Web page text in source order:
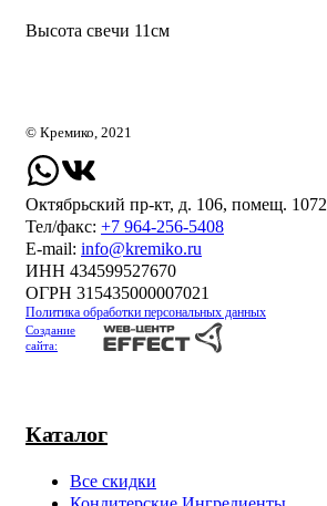
Высота свечи 11см
Каталог
Все скидки
© Кремико, 2021
Октябрьский пр-кт, д. 106, помещ. 1072
Тел/факс: +7 964-256-5408
Е-mail: info@kremiko.ru
ИНН 434599527670
ОГРН 315435000007021
Политика обработки персональных данных
Создание
сайта: